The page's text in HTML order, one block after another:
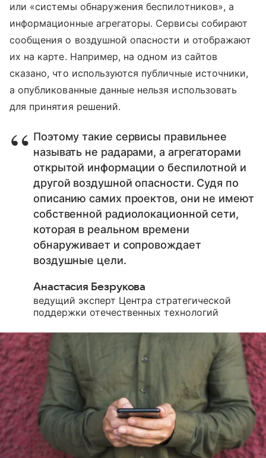
или «системы обнаружения беспилотников», а
информационные агрегаторы. Сервисы собирают
сообщения о воздушной опасности и отображают
их на карте. Например, на одном из сайтов
сказано, что используются публичные источники,
а опубликованные данные нельзя использовать
для принятия решений.
Поэтому такие сервисы правильнее
называть не радарами, а агрегаторами
открытой информации о беспилотной и
другой воздушной опасности. Судя по
описанию самих проектов, они не имеют
собственной радиолокационной сети,
которая в реальном времени
обнаруживает и сопровождает
воздушные цели.
Анастасия Безрукова
ведущий эксперт Центра стратегической
поддержки отечественных технологий